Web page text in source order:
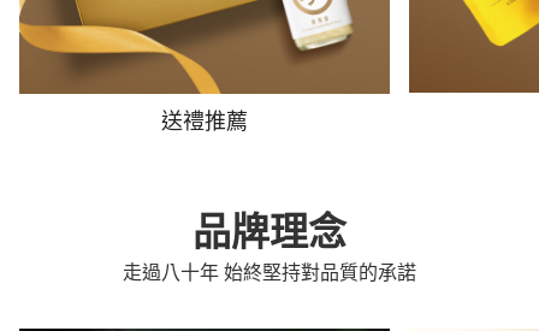
送禮推薦
品牌理念
走過八十年 始終堅持對品質的承諾